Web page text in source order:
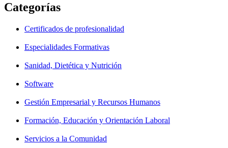
Categorías
Certificados de profesionalidad
Especialidades Formativas
Sanidad, Dietética y Nutrición
Software
Gestión Empresarial y Recursos Humanos
Formación, Educación y Orientación Laboral
Servicios a la Comunidad